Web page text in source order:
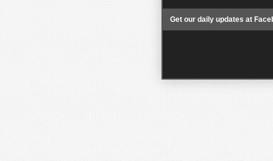
Get our daily updates at